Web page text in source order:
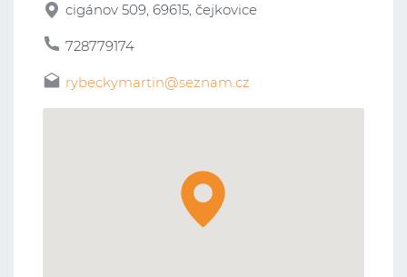
cigánov 509, 69615, čejkovice
728779174
rybeckymartin@seznam.cz